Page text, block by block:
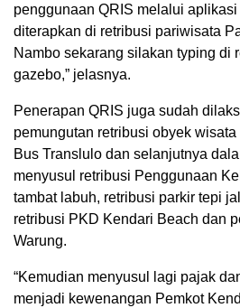
penggunaan QRIS melalui
diterapkan di retribusi pariwisata
Nambo sekarang silakan typing di
gazebo,” jelasnya.
Penerapan QRIS juga sudah
pemungutan retribusi obyek
Bus Translulo dan selanjutnya
menyusul retribusi Penggunaan
tambat labuh, retribusi parkir tepi
retribusi PKD Kendari Beach dan
Warung.
“Kemudian menyusul lagi pajak
menjadi kewenangan Pemkot